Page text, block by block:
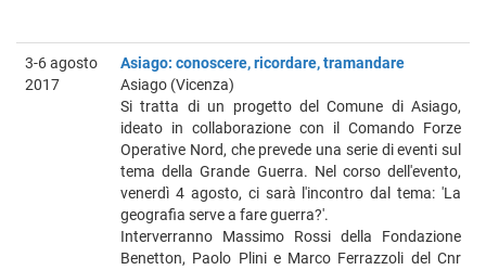
3-6 agosto
2017
Asiago: conoscere, ricordare, tramandare
Asiago (Vicenza)
Si tratta di un progetto del Comune di Asiago,
ideato in collaborazione con il Comando Forze
Operative Nord, che prevede una serie di eventi sul
tema della Grande Guerra. Nel corso dell'evento,
venerdì 4 agosto, ci sarà l'incontro dal tema: 'La
geografia serve a fare guerra?'.
Interverranno Massimo Rossi della Fondazione
Benetton, Paolo Plini e Marco Ferrazzoli del Cnr